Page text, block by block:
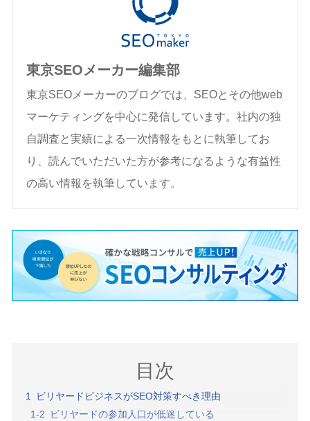
東京SEOメーカー編集部
東京SEOメーカーのブログでは、SEOとその他web
マーケティングを中心に発信しています。社内の独
自調査と実績による一次情報をもとに執筆してお
り、読んでいただいた方が参考になるような有益性
の高い情報を執筆しています。
目次
ビリヤードビジネスがSEO対策すべき理由
ビリヤードの参加人口が低迷している